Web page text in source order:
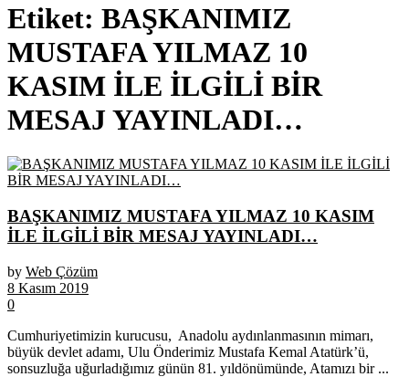
Etiket: BAŞKANIMIZ
MUSTAFA YILMAZ 10
KASIM İLE İLGİLİ BİR
MESAJ YAYINLADI…
BAŞKANIMIZ MUSTAFA YILMAZ 10 KASIM
İLE İLGİLİ BİR MESAJ YAYINLADI…
by Web Çözüm
8 Kasım 2019
0
Cumhuriyetimizin kurucusu, Anadolu aydınlanmasının mimarı,
büyük devlet adamı, Ulu Önderimiz Mustafa Kemal Atatürk’ü,
sonsuzluğa uğurladığımız günün 81. yıldönümünde, Atamızı bir ...